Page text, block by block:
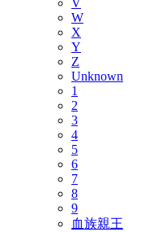
V
W
X
Y
Z
Unknown
1
2
3
4
5
6
7
8
9
血族親王